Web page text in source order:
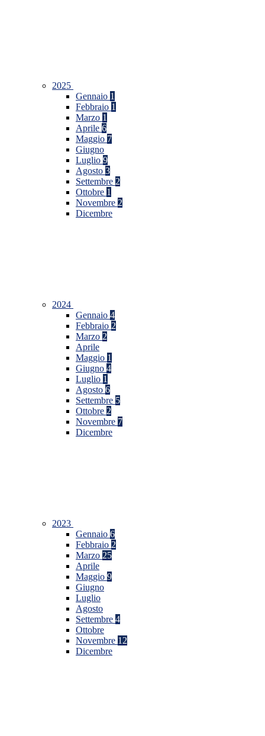
2025
Gennaio 1
Febbraio 1
Marzo 1
Aprile 6
Maggio 7
Giugno
Luglio 9
Agosto 3
Settembre 2
Ottobre 1
Novembre 2
Dicembre
2024
Gennaio 4
Febbraio 2
Marzo 2
Aprile
Maggio 1
Giugno 4
Luglio 1
Agosto 6
Settembre 5
Ottobre 2
Novembre 7
Dicembre
2023
Gennaio 6
Febbraio 2
Marzo 25
Aprile
Maggio 9
Giugno
Luglio
Agosto
Settembre 4
Ottobre
Novembre 12
Dicembre